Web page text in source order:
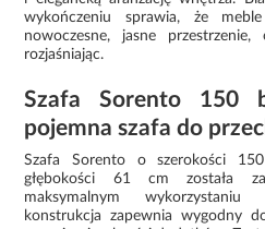
wykończeniu sprawia, że
nowoczesne, jasne
rozjaśniając.
Szafa Sorento 150
pojemna szafa do
Szafa Sorento o szerokości
głębokości 61 cm została
maksymalnym wykorzystaniu
konstrukcja zapewnia wygodny